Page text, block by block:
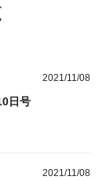
2021/11/08
日号
2021/11/08